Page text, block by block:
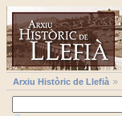
Arxiu Històric de Llefià